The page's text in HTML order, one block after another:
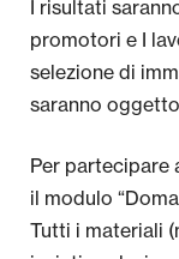
I risultati
promotori e I
selezione di
saranno
Per partecipare
il modulo
Tutti i materiali